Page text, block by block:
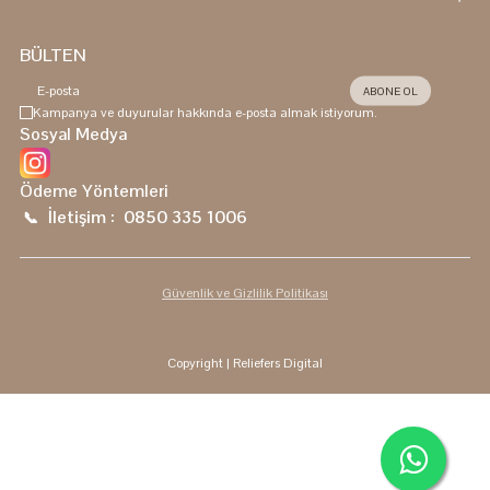
BÜLTEN
ABONE OL
Kampanya ve duyurular hakkında e-posta almak istiyorum.
Sosyal Medya
Ödeme Yöntemleri
📞 İletişim : 0850 335 1006
Güvenlik ve Gizlilik Politikası
Copyright | Reliefers Digital